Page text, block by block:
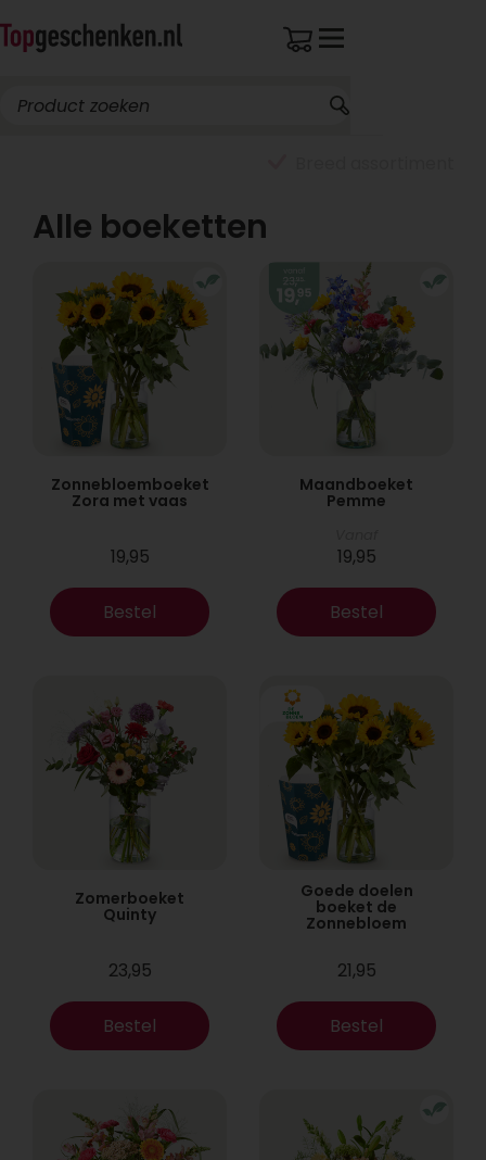
Alle boeketten
Zonnebloemboeket
Zora met vaas
19,95
Bestel
Maandboeket
Pemme
19,95
Bestel
Zomerboeket
Quinty
23,95
Bestel
Goede doelen
boeket de
Zonnebloem
21,95
Bestel